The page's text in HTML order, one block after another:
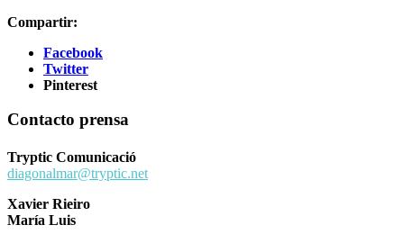
Compartir:
Facebook
Twitter
Pinterest
Contacto prensa
Tryptic Comunicació
diagonalmar@tryptic.net
Xavier Rieiro
María Luis